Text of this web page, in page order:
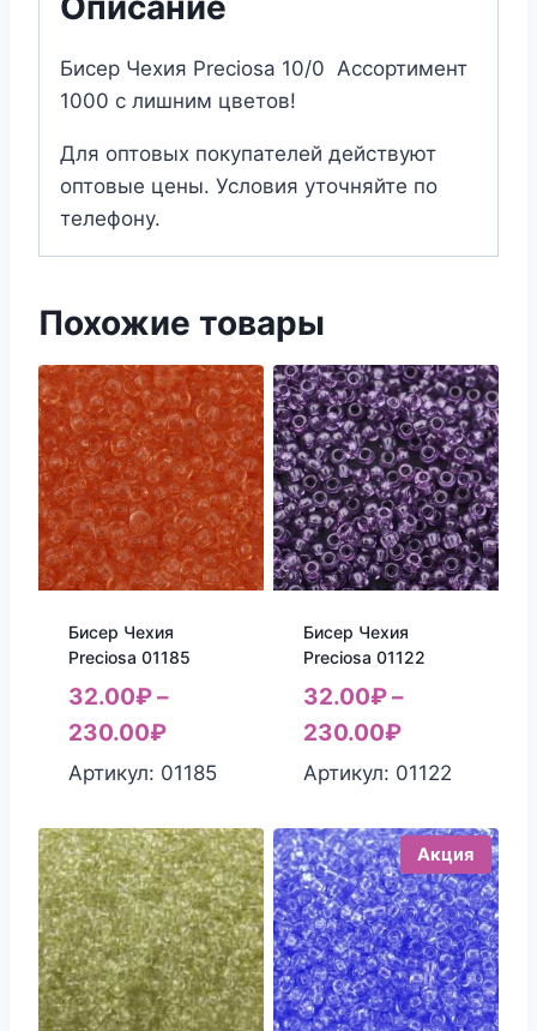
Бисер Чехия Preciosa 10/0 Ассортимент
1000 с лишним цветов!
Для оптовых покупателей действуют
оптовые цены. Условия уточняйте по
телефону.
Похожие товары
Бисер Чехия
Preciosa 01185
32.00₽–
230.00₽
Артикул: 01185
Бисер Чехия
Preciosa 01122
32.00₽–
230.00₽
Артикул: 01122
Акция